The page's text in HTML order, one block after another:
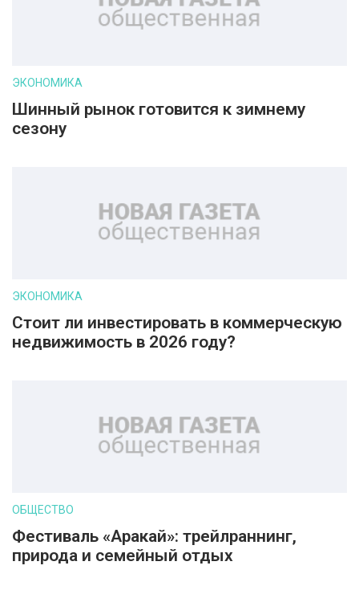
ЭКОНОМИКА
Шинный рынок готовится к зимнему
сезону
ЭКОНОМИКА
Стоит ли инвестировать в коммерческую
недвижимость в 2026 году?
ОБЩЕСТВО
Фестиваль «Аракай»: трейлраннинг,
природа и семейный отдых